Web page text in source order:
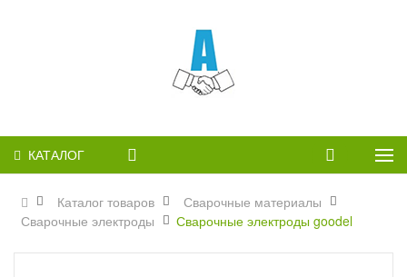
КАТАЛОГ
Каталог товаров
Сварочные материалы
Сварочные электроды
Сварочные электроды goodel